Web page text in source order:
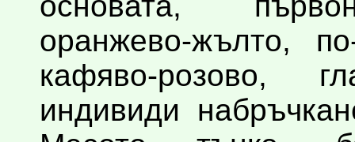
оранжево-жълто,
кафяво-розово,
индивиди